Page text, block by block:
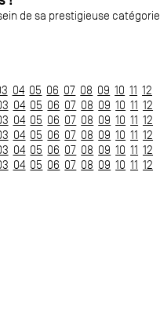
de sa prestigieuse catégorie
04 05 06 07 08 09 10 11 12
04 05 06 07 08 09 10 11 12
04 05 06 07 08 09 10 11 12
04 05 06 07 08 09 10 11 12
04 05 06 07 08 09 10 11 12
04 05 06 07 08 09 10 11 12